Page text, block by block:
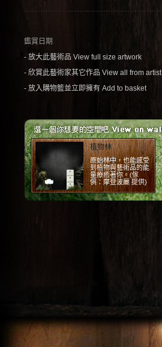
鑑賞日期
- 放大此藝術品 View full size artwork
- 欣賞此藝術家其它作品 View all from artist
- 放入購物籃並立即擁有 Add to basket
植物林
原始林中，也能感受
到植物與藝術品的能
量療癒著你。(傢
俱：摩登波麗 提供)